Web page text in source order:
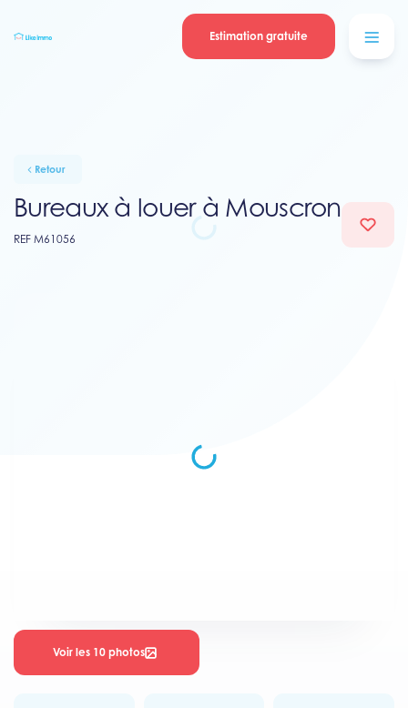
Estimation gratuite
Retour
Bureaux à louer à Mouscron
REF M61056
Voir les 10 photos